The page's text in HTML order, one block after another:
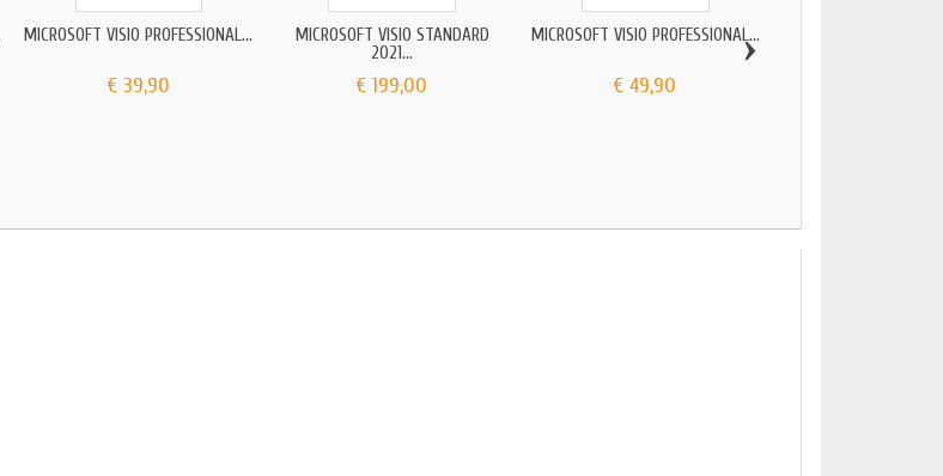
MICROSOFT VISIO PROFESSIONAL...
€ 39,90
MICROSOFT VISIO STANDARD
2021...
€ 199,00
MICROSOFT VISIO PROFESSIONAL...
€ 49,90
›